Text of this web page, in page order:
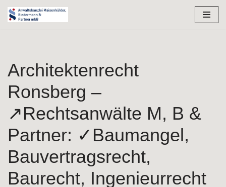
Architektenrecht
Ronsberg –
↗️Rechtsanwälte M, B &
Partner: ✓Baumangel,
Bauvertragsrecht,
Baurecht, Ingenieurrecht